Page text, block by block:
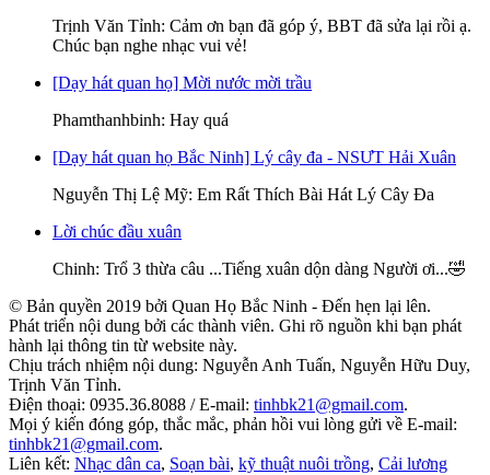
Trịnh Văn Tỉnh: Cảm ơn bạn đã góp ý, BBT đã sửa lại rồi ạ.
Chúc bạn nghe nhạc vui vẻ!
[Dạy hát quan họ] Mời nước mời trầu
Phamthanhbinh: Hay quá
[Dạy hát quan họ Bắc Ninh] Lý cây đa - NSƯT Hải Xuân
Nguyễn Thị Lệ Mỹ: Em Rất Thích Bài Hát Lý Cây Đa
Lời chúc đầu xuân
Chinh: Trổ 3 thừa câu ...Tiếng xuân dộn dàng Người ơi...🤣
© Bản quyền 2019 bởi Quan Họ Bắc Ninh - Đến hẹn lại lên.
Phát triển nội dung bởi các thành viên. Ghi rõ nguồn khi bạn phát
hành lại thông tin từ website này.
Chịu trách nhiệm nội dung: Nguyễn Anh Tuấn, Nguyễn Hữu Duy,
Trịnh Văn Tỉnh.
Điện thoại: 0935.36.8088 / E-mail: tinhbk21@gmail.com.
Mọi ý kiến đóng góp, thắc mắc, phản hồi vui lòng gửi về E-mail:
tinhbk21@gmail.com.
Liên kết: Nhạc dân ca, Soạn bài, kỹ thuật nuôi trồng, Cải lương